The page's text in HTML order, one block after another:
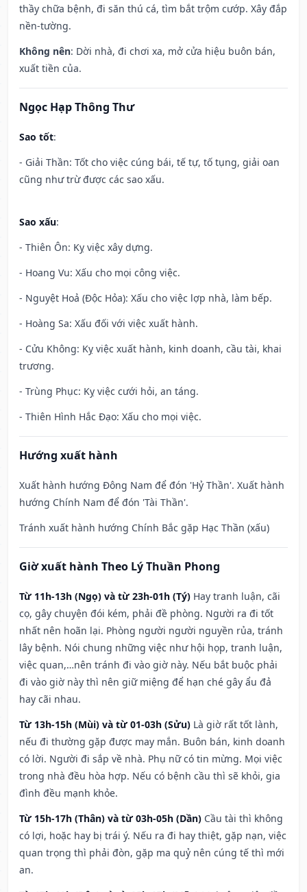
thầy chữa bệnh, đi săn thú cá, tìm bắt trộm cướp. Xây đắp
nền-tường.
Không nên: Dời nhà, đi chơi xa, mở cửa hiệu buôn bán,
xuất tiền của.
Ngọc Hạp Thông Thư
Sao tốt:
- Giải Thần: Tốt cho việc cúng bái, tế tự, tố tụng, giải oan
cũng như trừ được các sao xấu.
Sao xấu:
- Thiên Ôn: Kỵ việc xây dựng.
- Hoang Vu: Xấu cho mọi công việc.
- Nguyệt Hoả (Độc Hỏa): Xấu cho việc lợp nhà, làm bếp.
- Hoàng Sa: Xấu đối với việc xuất hành.
- Cửu Không: Kỵ việc xuất hành, kinh doanh, cầu tài, khai
trương.
- Trùng Phục: Kỵ việc cưới hỏi, an táng.
- Thiên Hình Hắc Đạo: Xấu cho mọi việc.
Hướng xuất hành
Xuất hành hướng Đông Nam để đón 'Hỷ Thần'. Xuất hành
hướng Chính Nam để đón 'Tài Thần'.
Tránh xuất hành hướng Chính Bắc gặp Hạc Thần (xấu)
Giờ xuất hành Theo Lý Thuần Phong
Từ 11h-13h (Ngọ) và từ 23h-01h (Tý) Hay tranh luận, cãi
cọ, gây chuyện đói kém, phải đề phòng. Người ra đi tốt
nhất nên hoãn lại. Phòng người người nguyền rủa, tránh
lây bệnh. Nói chung những việc như hội họp, tranh luận,
việc quan,…nên tránh đi vào giờ này. Nếu bắt buộc phải
đi vào giờ này thì nên giữ miệng để hạn ché gây ẩu đả
hay cãi nhau.
Từ 13h-15h (Mùi) và từ 01-03h (Sửu) Là giờ rất tốt lành,
nếu đi thường gặp được may mắn. Buôn bán, kinh doanh
có lời. Người đi sắp về nhà. Phụ nữ có tin mừng. Mọi việc
trong nhà đều hòa hợp. Nếu có bệnh cầu thì sẽ khỏi, gia
đình đều mạnh khỏe.
Từ 15h-17h (Thân) và từ 03h-05h (Dần) Cầu tài thì không
có lợi, hoặc hay bị trái ý. Nếu ra đi hay thiệt, gặp nạn, việc
quan trọng thì phải đòn, gặp ma quỷ nên cúng tế thì mới
an.